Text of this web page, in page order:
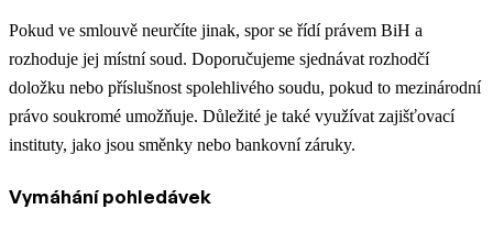
Pokud ve smlouvě neurčíte jinak, spor se řídí právem BiH a
rozhoduje jej místní soud. Doporučujeme sjednávat rozhodčí
doložku nebo příslušnost spolehlivého soudu, pokud to mezinárodní
právo soukromé umožňuje. Důležité je také využívat zajišťovací
instituty, jako jsou směnky nebo bankovní záruky.
Vymáhání pohledávek